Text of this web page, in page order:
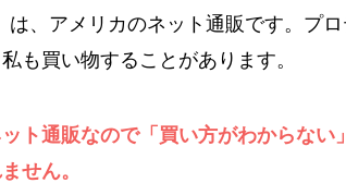
は、アメリカのネット通販です。プ
も買い物することがあります。
ト通販なので「買い方がわからない
せん。